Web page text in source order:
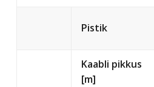
Pistik
Kaabli pikkus
[m]